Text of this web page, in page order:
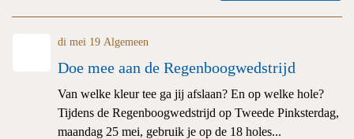
di mei 19 Algemeen
Doe mee aan de Regenboogwedstrijd
Van welke kleur tee ga jij afslaan? En op welke hole?
Tijdens de Regenboogwedstrijd op Tweede Pinksterdag,
maandag 25 mei, gebruik je op de 18 holes...